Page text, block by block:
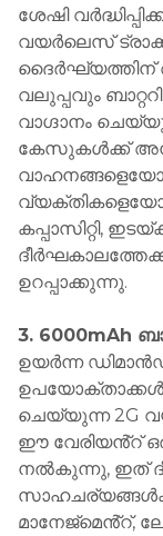
ശേഷി
വയർലെസ്
വലുപ്പവും
വാഗ്ദാനം
കേസുകൾക്ക്
വ്യക്തികളെയോ
കപ്പാസിറ്റി,
ഉറപ്പാക്കുന്നു.
3. 6000mAh
ഉയർന്ന
ചെയ്യുന്ന 2G
ഈ വേരിയൻ്റ്
നൽകുന്നു, ഇത്
മാനേജ്‌മെൻ്റ്,